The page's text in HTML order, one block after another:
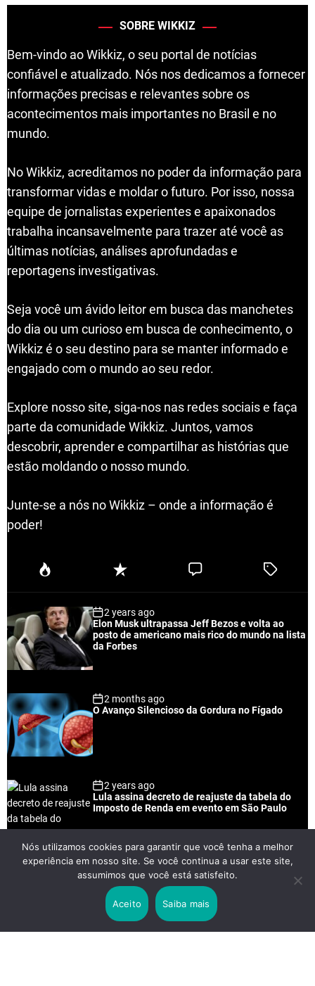
SOBRE WIKKIZ
Bem-vindo ao Wikkiz, o seu portal de notícias
confiável e atualizado. Nós nos dedicamos a fornecer
informações precisas e relevantes sobre os
acontecimentos mais importantes no Brasil e no
mundo.
No Wikkiz, acreditamos no poder da informação para
transformar vidas e moldar o futuro. Por isso, nossa
equipe de jornalistas experientes e apaixonados
trabalha incansavelmente para trazer até você as
últimas notícias, análises aprofundadas e
reportagens investigativas.
Seja você um ávido leitor em busca das manchetes
do dia ou um curioso em busca de conhecimento, o
Wikkiz é o seu destino para se manter informado e
engajado com o mundo ao seu redor.
Explore nosso site, siga-nos nas redes sociais e faça
parte da comunidade Wikkiz. Juntos, vamos
descobrir, aprender e compartilhar as histórias que
estão moldando o nosso mundo.
Junte-se a nós no Wikkiz – onde a informação é
poder!
P
u
a
r
R
e
n
t
C
e
T
e
2 years ago
Elon Musk ultrapassa Jeff Bezos e volta ao
posto de americano mais rico do mundo na lista
da Forbes
2 months ago
O Avanço Silencioso da Gordura no Fígado
2 years ago
Lula assina decreto de reajuste da tabela do
Imposto de Renda em evento em São Paulo
2 years ago
Lei Rouanet e Petrobras financiam evento em
que Lula pediu votos para Boulos
Nós utilizamos cookies para garantir que você tenha a melhor
experiência em nosso site. Se você continua a usar este site,
assumimos que você está satisfeito.
Aceito Saiba mais